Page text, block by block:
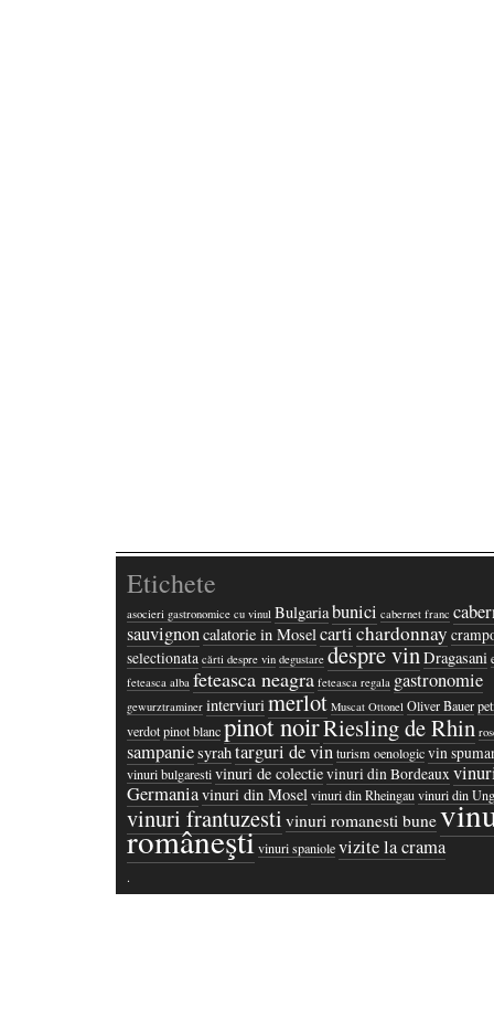
Etichete
asocieri gastronomice cu vinul Bulgariabunici cabernet franc
sauvignoncalatorie in Mosel cartichardonnay
selectionata cărti despre vin degustare despre vinDragasani
feteasca alba feteasca neagra feteasca regala gastronomie
gewurztraminer interviuri merlot Muscat Ottonel Oliver Bauer
verdotpinot blancpinot noirRiesling de Rhin
sampaniesyrahtarguri de vinturism oenologicvin
vinuri bulgarestivinuri de colectievinuri din Bordeaux
Germaniavinuri din Mosel vinuri din Rheingauvinuri din
vinuri frantuzesti vinuri romanesti bune
româneştivinuri spaniolevizite la crama
·